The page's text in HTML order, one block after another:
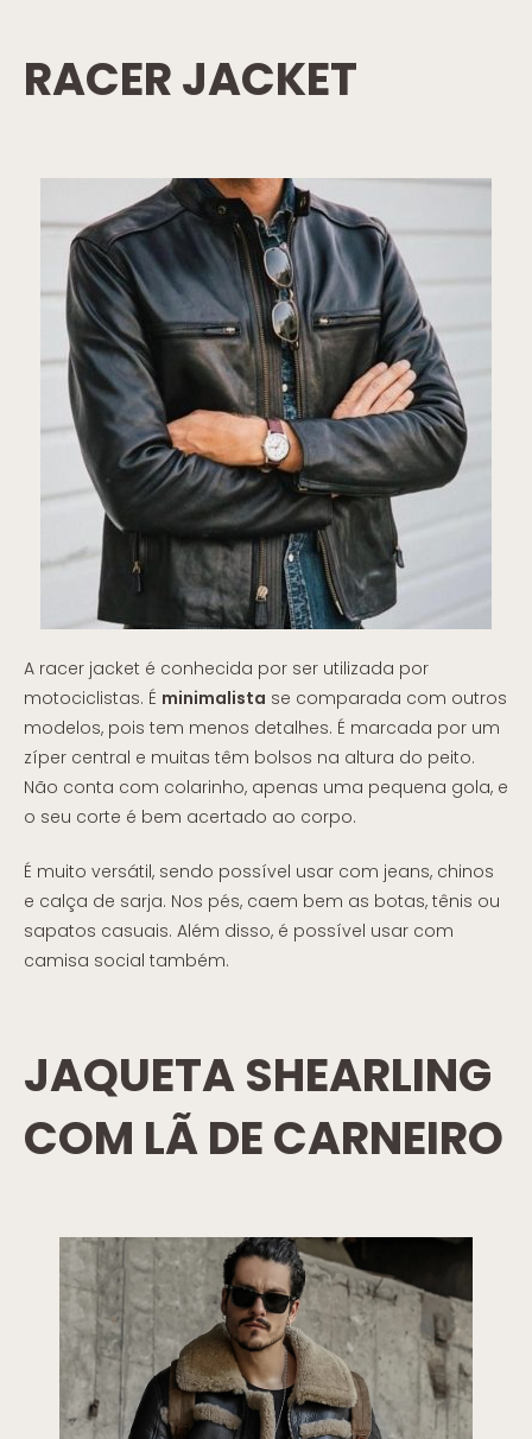
RACER JACKET
A racer jacket é conhecida por ser utilizada por
motociclistas. É minimalista se comparada com outros
modelos, pois tem menos detalhes. É marcada por um
zíper central e muitas têm bolsos na altura do peito.
Não conta com colarinho, apenas uma pequena gola, e
o seu corte é bem acertado ao corpo.
É muito versátil, sendo possível usar com jeans, chinos
e calça de sarja. Nos pés, caem bem as botas, tênis ou
sapatos casuais. Além disso, é possível usar com
camisa social também.
JAQUETA SHEARLING
COM LÃ DE CARNEIRO